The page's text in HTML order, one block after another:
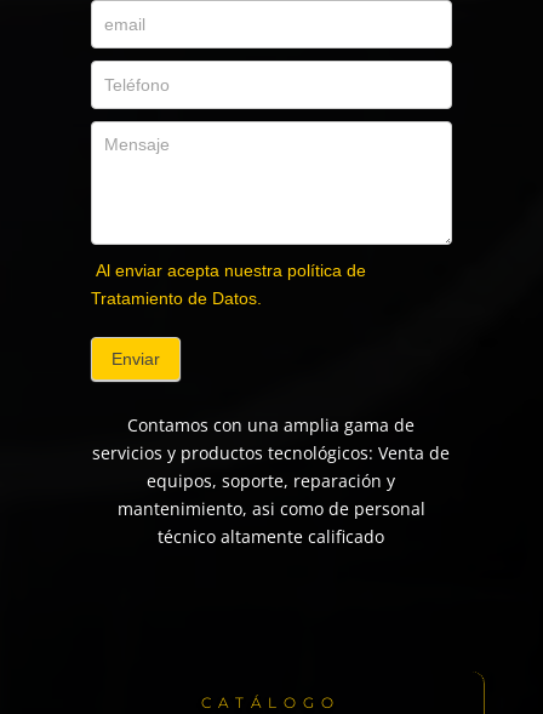
Al enviar acepta nuestra política de
Tratamiento de Datos.
Enviar
Contamos con una amplia gama de
servicios y productos tecnológicos: Venta de
equipos, soporte, reparación y
mantenimiento, asi como de personal
técnico altamente calificado
CATÁLOGO